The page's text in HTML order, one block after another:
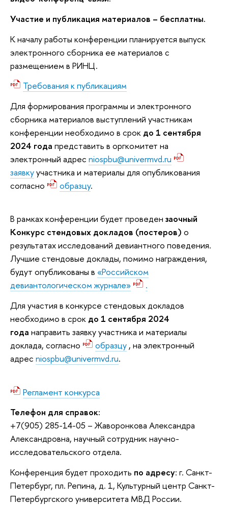
Участие и публикация материалов – бесплатны.
К началу работы конференции планируется выпуск
электронного сборника ее материалов с
размещением в РИНЦ.
Требования к публикациям
Для формирования программы и электронного
сборника материалов выступлений участникам
конференции необходимо в срок до 1 сентября
2024 года представить в оргкомитет на
электронный адрес niospbu@univermvd.ru
заявкуучастника и материалы для опубликования
согласно
образцу.
В рамках конференции будет проведен заочный
Конкурс стендовых докладов (постеров) о
результатах исследований девиантного поведения.
Лучшие стендовые доклады, помимо награждения,
будут опубликованы в «Российском
девиантологическом журнале»
.
Для участия в конкурсе стендовых докладов
необходимо в срок до 1 сентября 2024
года направить заявку участника и материалы
доклада, согласно
образцу , на электронный
адрес niospbu@univermvd.ru.
Регламент конкурса
Телефон для справок:
+7(905) 285-14-05 – Жаворонкова Александра
Александровна, научный сотрудник научно-
исследовательского отдела.
Конференция будет проходить по адресу: г. Санкт-
Петербург, пл. Репина, д. 1, Культурный центр Санкт-
Петербургского университета МВД России.